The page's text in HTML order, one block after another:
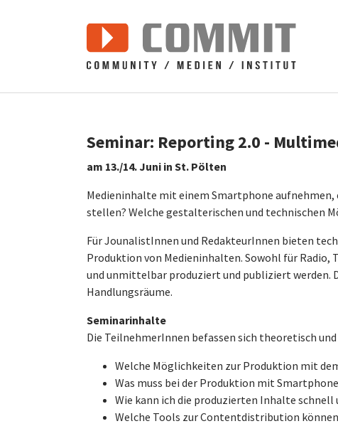
Seminar: Reporting 2.0 -
am 13./14. Juni in St. Pölten
Medieninhalte mit einem Smartphone
stellen? Welche gestalterischen und technischen
Für JounalistInnen und RedakteurInnen bieten
Produktion von Medieninhalten. Sowohl für
und unmittelbar produziert und publiziert werden.
Handlungsräume.
Seminarinhalte
Die TeilnehmerInnen befassen sich theoretisch
Welche Möglichkeiten zur Produktion mit
Was muss bei der Produktion mit
Wie kann ich die produzierten Inhalte
Welche Tools zur Contentdistribution